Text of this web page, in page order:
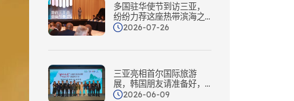
多国驻华使节到访三亚，
纷纷力荐这座热带滨海之
城2026-07-26
三亚亮相首尔国际旅游
展，韩国朋友请准备好，
三亚喊你来度假啦！
2026-06-09